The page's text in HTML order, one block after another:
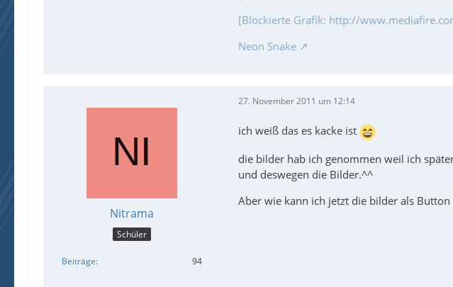
[Blockierte Grafik: http://
Neon Snake
Nitrama
Schüler
Beiträge 94
27. November 2011 um 12:14
ich weiß das es kacke ist
die bilder hab ich genommen weil ich
und deswegen die Bilder.^^
Aber wie kann ich jetzt die bilder als Button